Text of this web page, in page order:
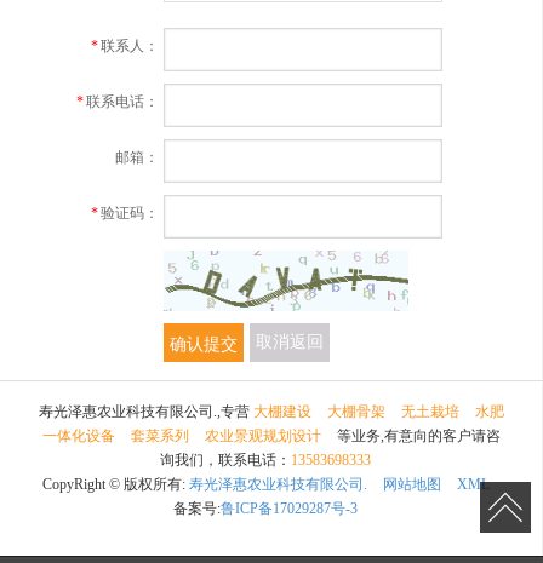
*联系人：
*联系电话：
邮箱：
*验证码：
确认提交 取消返回
寿光泽惠农业科技有限公司.,专营 大棚建设 大棚骨架 无土栽培
水肥
一体化设备
套菜系列 农业景观规划设计
等业务,有意向的客户请咨
询我们，联系电话： 13583698333
CopyRight © 版权所有: 寿光泽惠农业科技有限公司. 网站地图
XML
备案号:鲁ICP备17029287号-3